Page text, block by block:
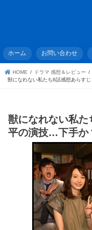
ホーム お問い合わせ
HOME
ドラマ 感想＆レビュー
獣になれない私たち6話感想あらす
獣になれない私
平の演技…下手か